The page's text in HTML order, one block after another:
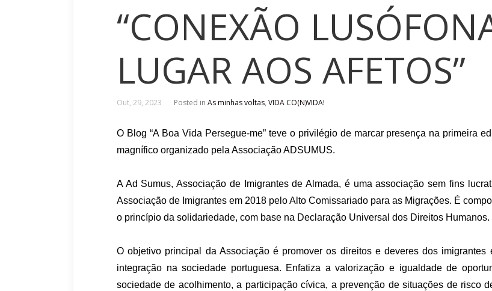
“CONEXÃO
LUGAR AOS AFETOS”
Out, 29, 2023 Posted in As minhas voltas, VIDA CO(N)VIDA!
O Blog “A Boa Vida Persegue-me” teve o privilégio de marcar presença na primeira
magnífico organizado pela Associação ADSUMUS.
A Ad Sumus, Associação de Imigrantes de Almada, é uma associação sem fins
Associação de Imigrantes em 2018 pelo Alto Comissariado para as Migrações. É
o princípio da solidariedade, com base na Declaração Universal dos Direitos Humanos.
O objetivo principal da Associação é promover os direitos e deveres dos
integração na sociedade portuguesa. Enfatiza a valorização e igualdade de
sociedade de acolhimento, a participação cívica, a prevenção de situações de risco